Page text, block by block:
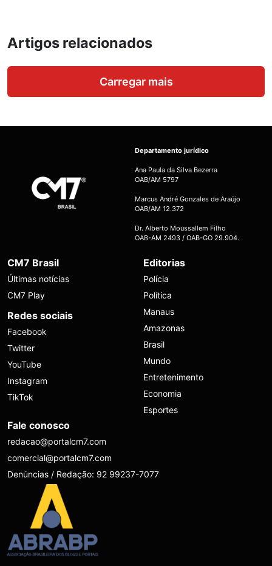
Artigos relacionados
Carregar mais
Departamento jurídico
Ana Paula da Silva Bezerra
OAB/AM 5797
Marcus André Gonzales de Araújo
OAB/AM 12.372
Dr. Alberto Moussallem Filho
OAB-AM 2493 / OAB-GO 29.904.
CM7 Brasil
Últimas notícias
CM7 Play
Redes sociais
Facebook
Twitter
YouTube
Instagram
TikTok
Editorias
Polícia
Política
Manaus
Amazonas
Brasil
Mundo
Entretenimento
Economia
Esportes
Fale conosco
redacao@portalcm7.com
comercial@portalcm7.com
Denúncias / Redação: 92 99237-7077